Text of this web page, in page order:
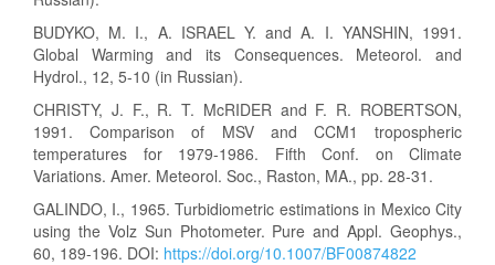
BUDYKO, M. I., A. ISRAEL Y. and A. I. YANSHIN, 1991.
Global Warming and its Consequences. Meteorol. and
Hydrol., 12, 5-10 (in Russian).
CHRISTY, J. F., R. T. McRIDER and F. R. ROBERTSON,
1991. Comparison of MSV and CCM1 tropospheric
temperatures for 1979-1986. Fifth Conf. on Climate
Variations. Amer. Meteorol. Soc., Raston, MA., pp. 28-31.
GALINDO, I., 1965. Turbidiometric estimations in Mexico City
using the Volz Sun Photometer. Pure and Appl. Geophys.,
60, 189-196. DOI: https://doi.org/10.1007/BF00874822